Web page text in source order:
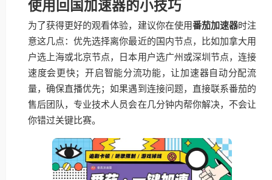
使用回国加速器的小技巧
为了获得更好的观看体验，建议你在使用番茄加速器时注
意这几点：优先选择离你最近的国内节点，比如加拿大用
户选上海或北京节点，日本用户选广州或深圳节点，连接
速度会更快；开启智能分流功能，让加速器自动分配流
量，确保直播优先；如果遇到连接问题，直接联系番茄的
售后团队，专业技术人员会在几分钟内帮你解决，不会让
你错过关键比赛。